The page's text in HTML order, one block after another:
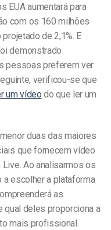
EUA aumentará para
com os 160 milhões
de 2,1%. E
demonstrado
pessoas preferem ver
verificou-se que
um vídeo do que ler um
duas das maiores
que fornecem vídeo
Ao analisarmos os
escolher a plataforma
as
deles proporciona a
mais profissional.